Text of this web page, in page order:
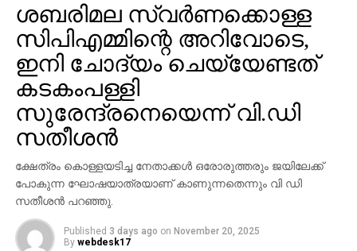
ശബരിമല സ്വര്‍ണക്കൊള്ള
സിപിഎമ്മിന്റെ അറിവോടെ,
ഇനി ചോദ്യം ചെയ്യേണ്ടത്
കടകംപള്ളി
സുരേന്ദ്രനെയെന്ന് വി.ഡി
സതീശന്‍
ക്ഷേത്രം കൊള്ളയടിച്ച നേതാക്കള്‍ ഒരോരുത്തരും ജയിലേക്ക്
പോകുന്ന ഘോഷയാത്രയാണ് കാണുന്നതെന്നും വി ഡി
സതീശന്‍ പറഞ്ഞു.
Published 3 days ago on November 20, 2025
By webdesk17